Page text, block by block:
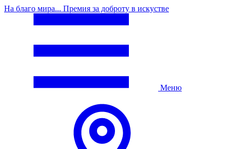
На благо мира... Премия за доброту в искустве
Меню